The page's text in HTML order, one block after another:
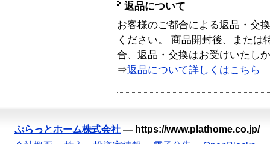
返品について
お客様のご都合による返品・交
ください。 商品開封後、または
合、返品・交換はお受けいたし
⇒返品について詳しくはこちら
ぷらっとホーム株式会社 — https://www.plathome.co.jp/